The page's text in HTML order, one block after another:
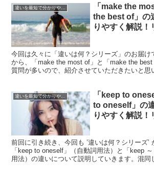
違いを最短で分かりやすく解説！シリーズ
「make the
the best of」の
りやすく解説！
今回は久々に「違いは何？シリーズ」のお届け
から、「make the most of」と「make the
質問が多いので、紹介させていただきたいと思
違いを最短で分かりやすく解説！シリーズ
「keep to
to oneself」の
りやすく解説！
前回に引き続き、今回も ’違いは何？シリーズ’
「keep to oneself」（自動詞用法）と「keep
用法）の違いについて説明していきます。混同